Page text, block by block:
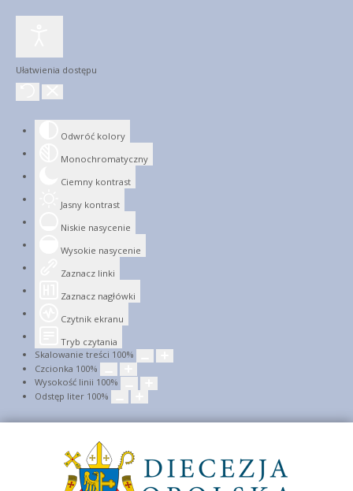
Ułatwienia dostępu
Odwróć kolory
Monochromatyczny
Ciemny kontrast
Jasny kontrast
Niskie nasycenie
Wysokie nasycenie
Zaznacz linki
Zaznacz nagłówki
Czytnik ekranu
Tryb czytania
Skalowanie treści 100%
Czcionka 100%
Wysokość linii 100%
Odstęp liter 100%